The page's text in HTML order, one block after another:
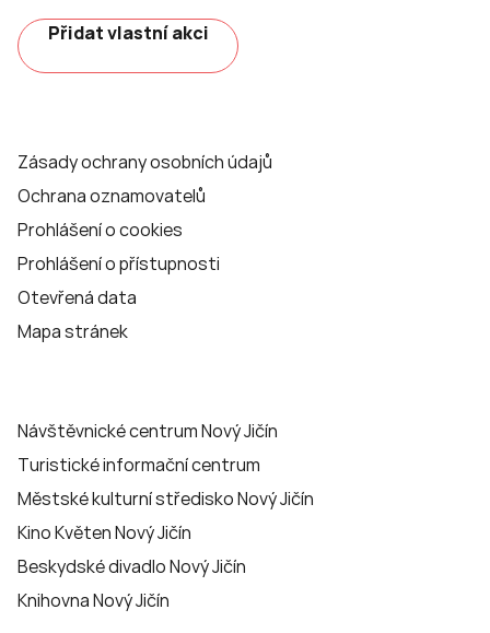
Přidat vlastní akci
Zásady ochrany osobních údajů
Ochrana oznamovatelů
Prohlášení o cookies
Prohlášení o přístupnosti
Otevřená data
Mapa stránek
Návštěvnické centrum Nový Jičín
Turistické informační centrum
Městské kulturní středisko Nový Jičín
Kino Květen Nový Jičín
Beskydské divadlo Nový Jičín
Knihovna Nový Jičín